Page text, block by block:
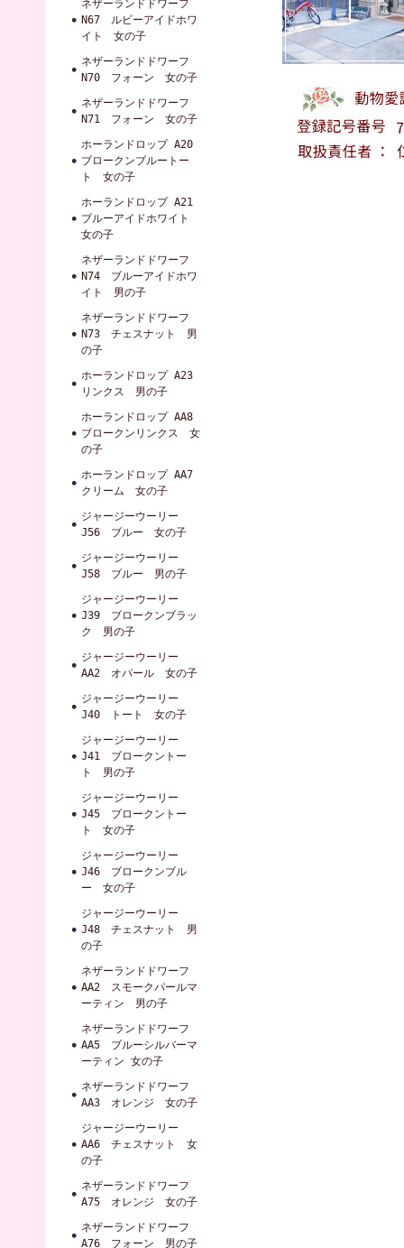
ネザーランドドワーフ
N67 ルビーアイドホワ
イト 女の子
ネザーランドドワーフ
N70 フォーン 女の子
ネザーランドドワーフ
N71 フォーン 女の子
ホーランドロップ A20
ブロークンブルートー
ト 女の子
ホーランドロップ A21
ブルーアイドホワイト
女の子
ネザーランドドワーフ
N74 ブルーアイドホワ
イト 男の子
ネザーランドドワーフ
N73 チェスナット 男
の子
ホーランドロップ A23
リンクス 男の子
ホーランドロップ AA8
ブロークンリンクス 女
の子
ホーランドロップ AA7
クリーム 女の子
ジャージーウーリー
J56 ブルー 女の子
ジャージーウーリー
J58 ブルー 男の子
ジャージーウーリー
J39 ブロークンブラッ
ク 男の子
ジャージーウーリー
AA2 オパール 女の子
ジャージーウーリー
J40 トート 女の子
ジャージーウーリー
J41 ブロークントー
ト 男の子
ジャージーウーリー
J45 ブロークントー
ト 女の子
ジャージーウーリー
J46 ブロークンブル
ー 女の子
ジャージーウーリー
J48 チェスナット 男
の子
ネザーランドドワーフ
AA2 スモークパールマ
ーティン 男の子
ネザーランドドワーフ
AA5 ブルーシルバーマ
ーティン 女の子
ネザーランドドワーフ
AA3 オレンジ 女の子
ジャージーウーリー
AA6 チェスナット 女
の子
ネザーランドドワーフ
A75 オレンジ 女の子
ネザーランドドワーフ
A76 フォーン 男の子